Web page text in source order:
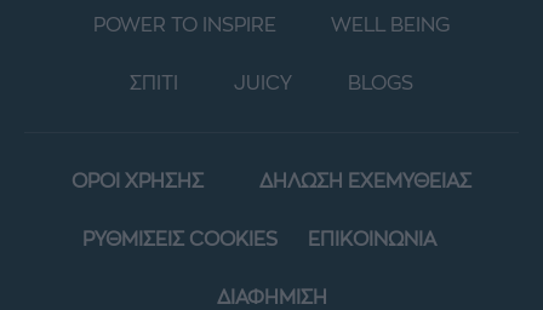
POWER TO INSPIRE WELL BEING
ΣΠΙΤΙ JUICY BLOGS
ΟΡΟΙ ΧΡΗΣΗΣ ΔΗΛΩΣΗ ΕΧΕΜΥΘΕΙΑΣ
ΡΥΘΜΙΣΕΙΣ COOKIES ΕΠΙΚΟΙΝΩΝΙΑ
ΔΙΑΦΗΜΙΣΗ